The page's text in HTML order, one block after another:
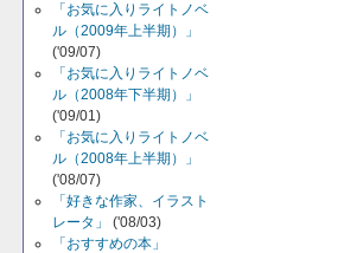
「お気に入りライトノベ
ル（2009年上半期）」
('09/07)
「お気に入りライトノベ
ル（2008年下半期）」
('09/01)
「お気に入りライトノベ
ル（2008年上半期）」
('08/07)
「好きな作家、イラスト
レータ」
('08/03)
「おすすめの本」